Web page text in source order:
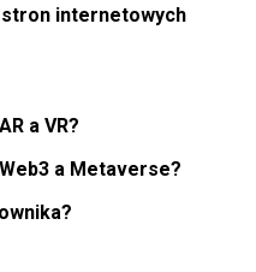
internetowych
a VR?
a Metaverse?